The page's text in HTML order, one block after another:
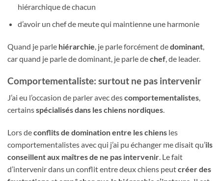
hiérarchique de chacun
d’avoir un chef de meute qui maintienne une harmonie
Quand je parle hiérarchie , je parle forcément dedominant
car quand je parle de dominant, je parle dechef , de leader.
Comportementaliste: surtout ne pas intervenir
J’ai eu l’occasion de parler avec descomportementalistes,
certainsspécialisés dans les chiens nordiques.
Lors deconflits de domination entre les chiens les
comportementalistes avec qui j’ai pu échanger me disait qu’ils
conseillent aux maîtres de ne pas intervenir. Le fait
d’intervenir dans un conflit entre deux chiens peutcréer des